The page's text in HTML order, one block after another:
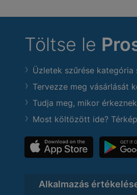
Töltse le
Üzletek szűrése
Tervezze meg vásárlását
Tudja meg, mikor
Most költözött ide?
Alkalmazás